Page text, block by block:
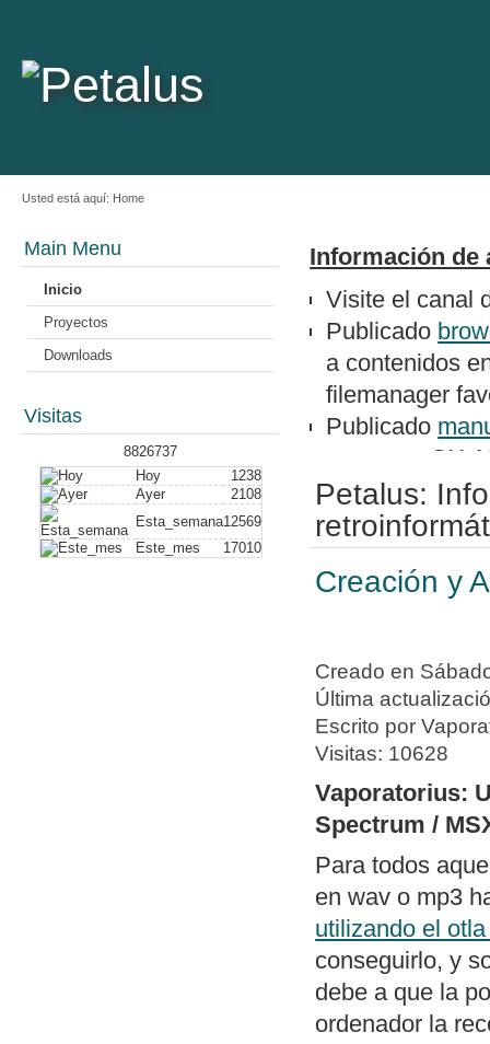
Usted está aquí: Home
Main Menu
Inicio
Proyectos
Downloads
Visitas
8826737
Hoy
1238
Ayer
2108
Esta_semana12569
Este_mes
17010
Información de
Visite el canal
Publicado
a contenidos
filemanager
Publicado
un epson QX-
Nuevo
plus). Con
vídeo
hack alguno.
a un PC
Nueva política
de periféricos
dos archivos
diferencias y
con un editor
Publicado
columnas bajo
con todos los
porción de
MSX). Permite
Petalus:
Creación y
Creado en
Última
Escrito por
Visitas: 10628
Vaporatorius:
Spectrum /
Para todos
en wav o mp3
utilizando el
conseguirlo, y
debe a que la
ordenador la